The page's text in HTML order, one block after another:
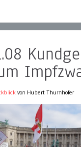
von Hubert Thurnhofer